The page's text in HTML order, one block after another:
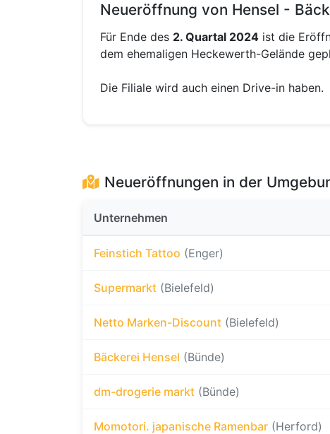
Neueröffnung von Hensel -
Für Ende des 2. Quartal 2024 ist die
dem ehemaligen Heckewerth-Gelände
Die Filiale wird auch einen Drive-in haben.
Neueröffnungen in der
Unternehmen
Feinstich Tattoo (Enger)
Supermarkt (Bielefeld)
Netto Marken-Discount (Bielefeld)
Bäckerei Hensel (Bünde)
dm-drogerie markt (Bünde)
Momotori. japanische Ramenbar (Herford)